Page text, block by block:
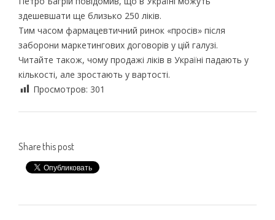
здешевшати ще близько 250 ліків.
Тим часом фармацевтичний ринок «просів» після
заборони маркетингових договорів у цій галузі.
Читайте також, чому продажі ліків в Україні падають у
кількості, але зростають у вартості.
Просмотров: 301
Share this post